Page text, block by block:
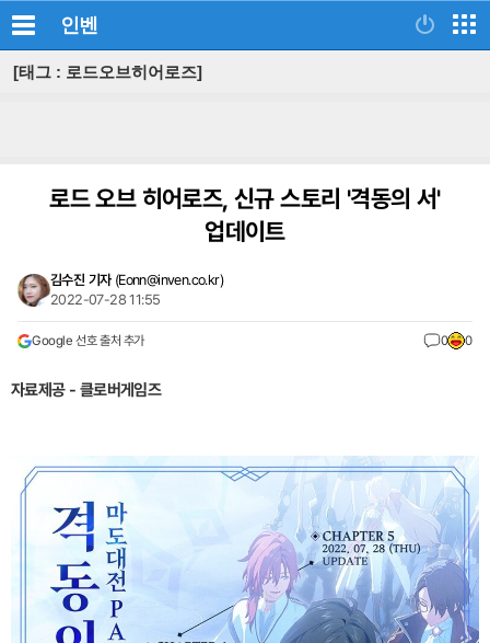
인벤
[태그 : 로드오브히어로즈]
로드 오브 히어로즈, 신규 스토리 '격동의 서'
업데이트
김수진 기자 (Eonn@inven.co.kr)
2022-07-28 11:55
Google 선호 출처 추가 0 0
자료제공 - 클로버게임즈